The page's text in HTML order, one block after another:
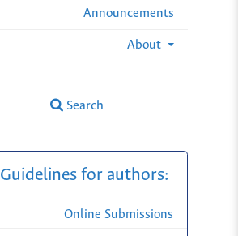
Announcements
About
Search
Guidelines for authors:
Online Submissions